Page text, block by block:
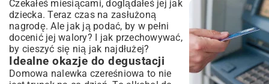
Czekałeś miesiącami, doglądałeś jej jak
dziecka. Teraz czas na zasłużoną
nagrodę. Ale jak ją podać, by w pełni
docenić jej walory? I jak przechowywać,
by cieszyć się nią jak najdłużej?
Idealne okazje do degustacji
Domowa nalewka czereśniowa to nie